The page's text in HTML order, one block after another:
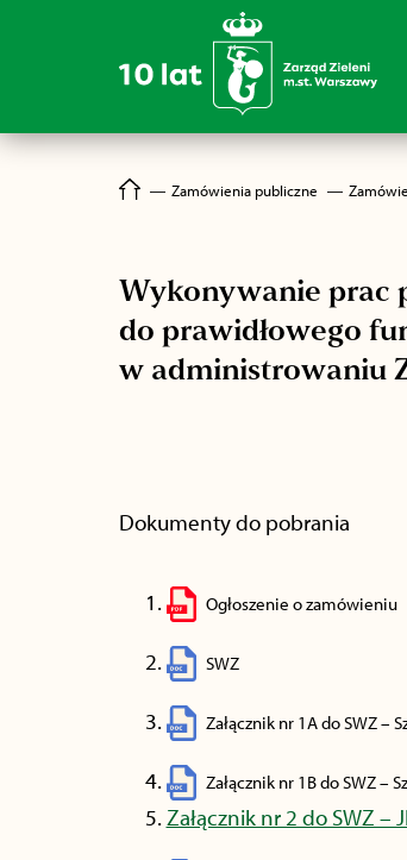
― Zamówienia publiczne ―
Wykonywanie prac
do prawidłowego
w administrowaniu
Dokumenty do pobrania
Ogłoszenie o zamówieniu
SWZ
Załącznik nr 1A do SWZ –
Załącznik nr 1B do SWZ –
Załącznik nr 2 do SWZ –